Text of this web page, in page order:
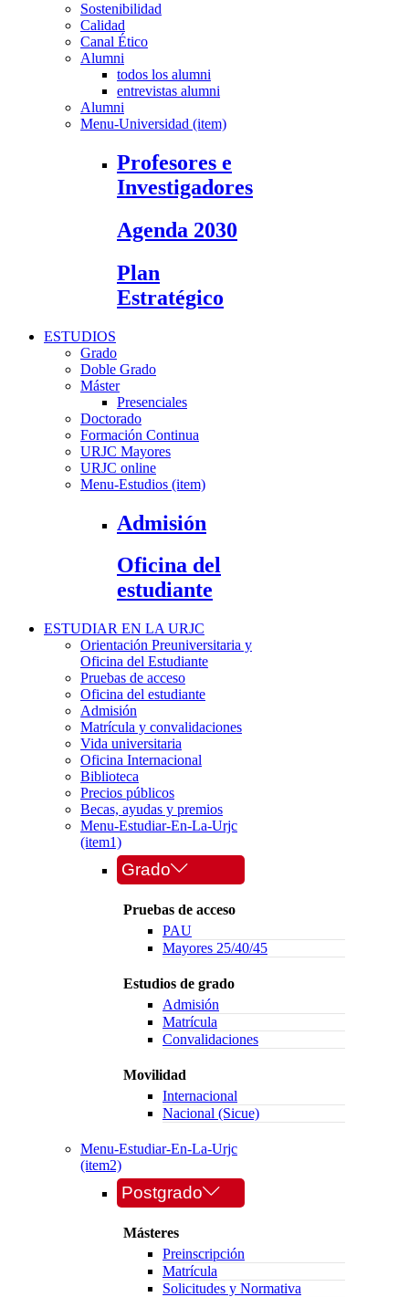
Sostenibilidad
Calidad
Canal Ético
Alumni
todos los alumni
entrevistas alumni
Alumni
Menu-Universidad (item)
Profesores e
Investigadores
Agenda 2030
Plan
Estratégico
ESTUDIOS
Grado
Doble Grado
Máster
Presenciales
Doctorado
Formación Continua
URJC Mayores
URJC online
Menu-Estudios (item)
Admisión
Oficina del
estudiante
ESTUDIAR EN LA URJC
Orientación Preuniversitaria y
Oficina del Estudiante
Pruebas de acceso
Oficina del estudiante
Admisión
Matrícula y convalidaciones
Vida universitaria
Oficina Internacional
Biblioteca
Precios públicos
Becas, ayudas y premios
Menu-Estudiar-En-La-Urjc
(item1)
Grado
Pruebas de acceso
PAU
Mayores 25/40/45
Estudios de grado
Admisión
Matrícula
Convalidaciones
Movilidad
Internacional
Nacional (Sicue)
Menu-Estudiar-En-La-Urjc
(item2)
Postgrado
Másteres
Preinscripción
Matrícula
Solicitudes y Normativa